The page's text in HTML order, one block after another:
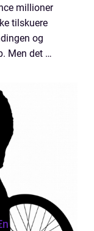
millioner
tilskuere
og
Men det er